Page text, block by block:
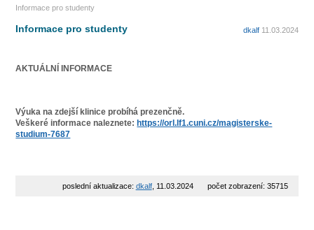
Informace pro studenty
dkalf11.03.2024
Informace pro studenty
AKTUÁLNÍ INFORMACE
Výuka na zdejší klinice probíhá prezenčně.
Veškeré informace naleznete: https://orl.lf1.cuni.cz/magisterske-
studium-7687
počet zobrazení: 35715
poslední aktualizace: dkalf, 11.03.2024